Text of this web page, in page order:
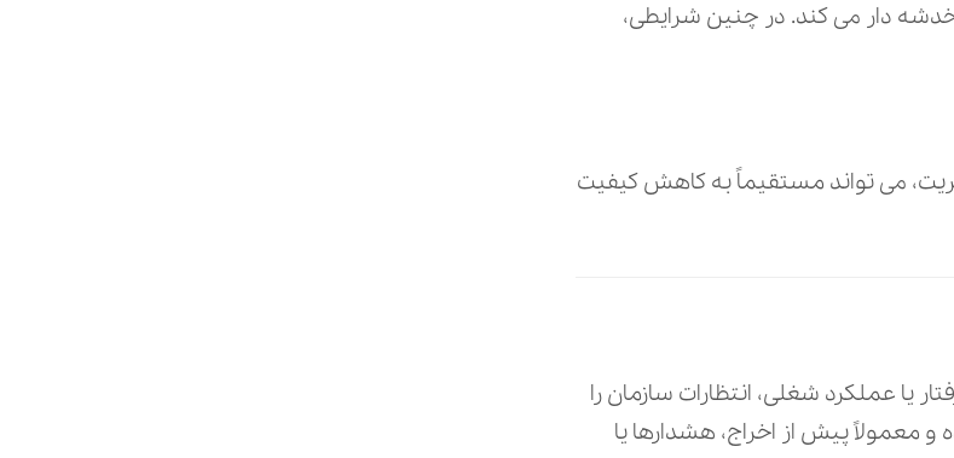
خدشه‌ دار می‌ کند. در چنین شرایطی،
می‌ تواند مستقیماً به کاهش کیفیت
یا عملکرد شغلی، انتظارات سازمان را
معمولاً پیش از اخراج، هشدارها یا